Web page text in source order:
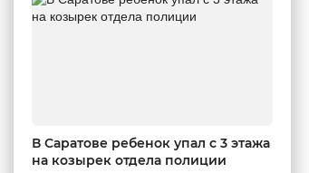
В Саратове ребенок упал с 3 этажа
на козырек отдела полиции